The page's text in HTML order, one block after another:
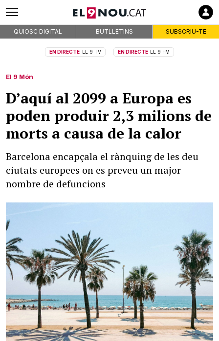
QUIOSC DIGITAL BUTLLETINS SUBSCRIU-TE
EN DIRECTE EL 9 TV EN DIRECTE EL 9 FM
El 9 Món
D’aquí al 2099 a Europa es
poden produir 2,3 milions de
morts a causa de la calor
Barcelona encapçala el rànquing de les deu
ciutats europees on es preveu un major
nombre de defuncions